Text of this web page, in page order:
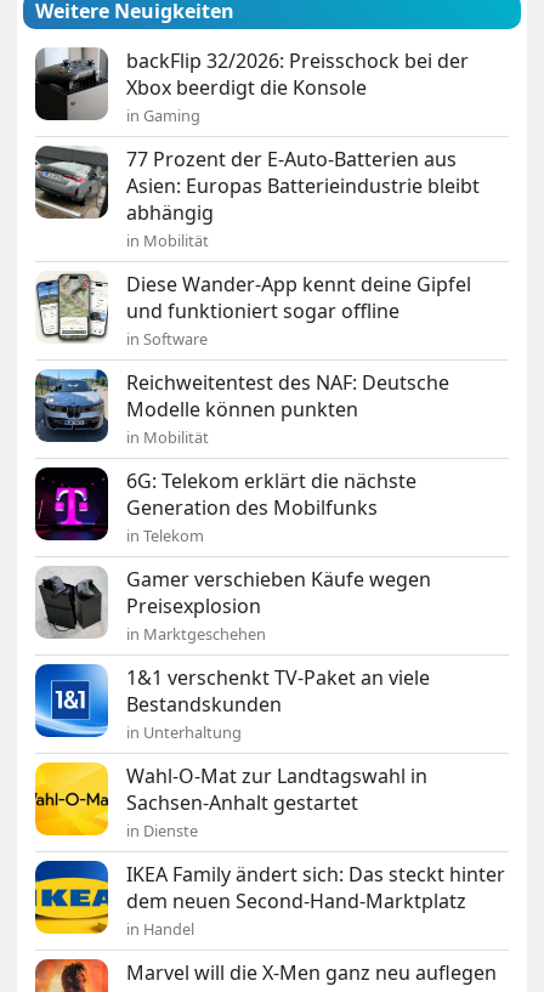
Weitere Neuigkeiten
backFlip 32/2026: Preisschock bei der
Xbox beerdigt die Konsole
in Gaming
77 Prozent der E-Auto-Batterien aus
Asien: Europas Batterieindustrie bleibt
abhängig
in Mobilität
Diese Wander-App kennt deine Gipfel
und funktioniert sogar offline
in Software
Reichweitentest des NAF: Deutsche
Modelle können punkten
in Mobilität
6G: Telekom erklärt die nächste
Generation des Mobilfunks
in Telekom
Gamer verschieben Käufe wegen
Preisexplosion
in Marktgeschehen
1&1 verschenkt TV-Paket an viele
Bestandskunden
in Unterhaltung
Wahl-O-Mat zur Landtagswahl in
Sachsen-Anhalt gestartet
in Dienste
IKEA Family ändert sich: Das steckt hinter
dem neuen Second-Hand-Marktplatz
in Handel
Marvel will die X-Men ganz neu auflegen